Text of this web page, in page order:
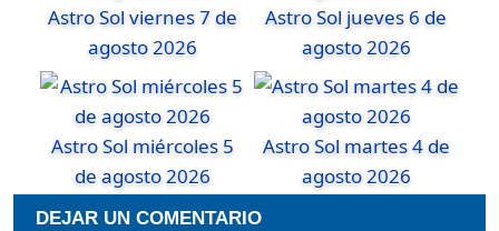
Astro Sol viernes 7 de
agosto 2026
Astro Sol jueves 6 de
agosto 2026
Astro Sol miércoles 5
de agosto 2026
Astro Sol martes 4 de
agosto 2026
DEJAR UN COMENTARIO